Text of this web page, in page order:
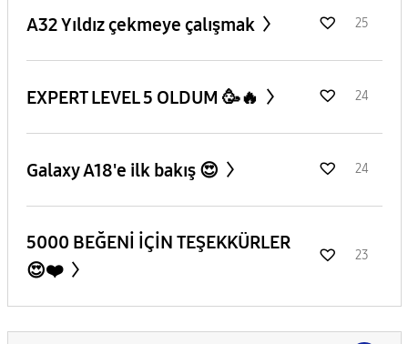
A32 Yıldız çekmeye çalışmak 25
EXPERT LEVEL 5 OLDUM 🥳🔥 24
Galaxy A18'e ilk bakış 😍 24
5000 BEĞENİ İÇİN TEŞEKKÜRLER
😍❤️
23